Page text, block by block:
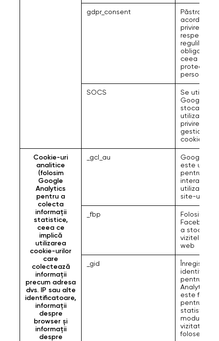
gdpr_consent
Păstrarea
acordului
privire la
regulilor și
obligațiilor
ceea ce
protecția
personale.
SOCS
Se
Google
stoca
privire la
cookie-
Cookie-uri
analitice
(folosim
Google
Analytics
pentru a
colecta
informații
statistice,
ceea ce
implică
utilizarea
cookie-urilor
care
colectează
informații
precum adresa
dvs. IP sau alte
identificatoare,
informații
despre
browser și
informații
despre
_gcl_au
Google
este utilizat
pentru a
site-ul web.
_fbp
Folosit de
Facebook
a stoca și
vizitele
web
_gid
pentru
Analytics,
este folosit
pentru a
statistici
modul în
vizitatorul
folosește